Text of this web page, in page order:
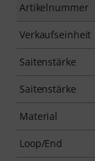
Artikelnummer
Verkaufseinheit
Saitenstärke
Saitenstärke
Material
Loop/End